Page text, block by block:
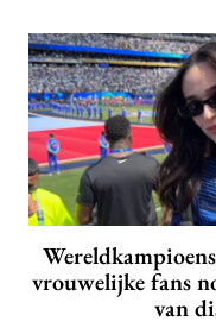
vrouwelijke fans
van